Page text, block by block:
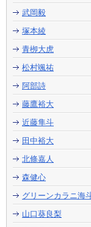
武岡毅
塚本綾
青栁大虎
松村颯祐
阿部詩
藤鷹裕大
近藤隼斗
田中裕大
北條嘉人
森健心
グリーンカラニ海
山口葵良梨